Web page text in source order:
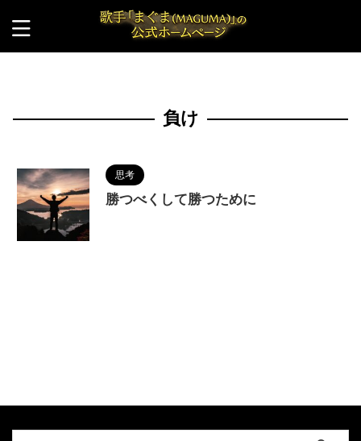
負け
思考
勝つべくして勝つために